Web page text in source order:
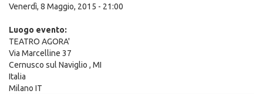
Venerdì, 8 Maggio, 2015 - 21:00
Luogo evento:
TEATRO AGORA'
Via Marcelline 37
Cernusco sul Naviglio , MI
Italia
Milano IT